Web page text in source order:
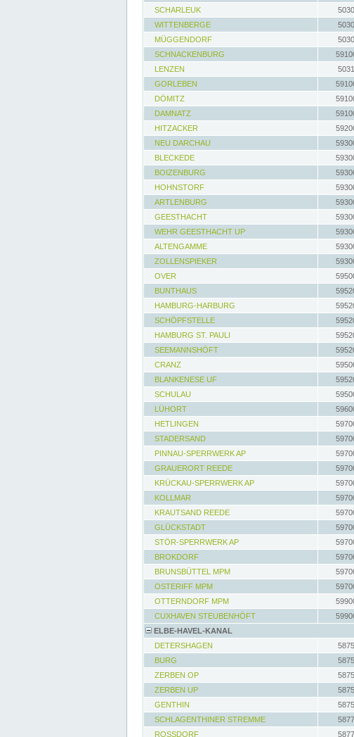
SCHARLEUK
WITTENBERGE
MÜGGENDORF
SCHNACKENBURG
LENZEN
GORLEBEN
DÖMITZ
DAMNATZ
HITZACKER
NEU DARCHAU
BLECKEDE
BOIZENBURG
HOHNSTORF
ARTLENBURG
GEESTHACHT
WEHR GEESTHACHT UP
ALTENGAMME
ZOLLENSPIEKER
OVER
BUNTHAUS
HAMBURG-HARBURG
SCHÖPFSTELLE
HAMBURG ST. PAULI
SEEMANNSHÖFT
CRANZ
BLANKENESE UF
SCHULAU
LÜHORT
HETLINGEN
STADERSAND
PINNAU-SPERRWERK AP
GRAUERORT REEDE
KRÜCKAU-SPERRWERK AP
KOLLMAR
KRAUTSAND REEDE
GLÜCKSTADT
STÖR-SPERRWERK AP
BROKDORF
BRUNSBÜTTEL MPM
OSTERIFF MPM
OTTERNDORF MPM
CUXHAVEN STEUBENHÖFT
ELBE-HAVEL-KANAL
DETERSHAGEN
BURG
ZERBEN OP
ZERBEN UP
GENTHIN
SCHLAGENTHINER STREMME
ROSSDORF